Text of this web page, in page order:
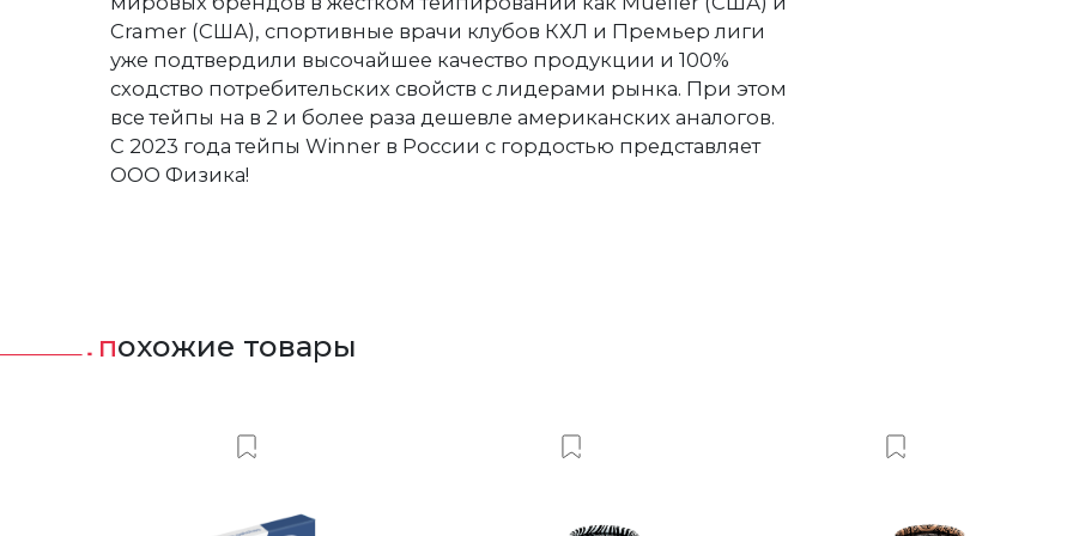
Cramer (США), спортивные врачи клубов КХЛ и Премьер лиги
уже подтвердили высочайшее качество продукции и 100%
сходство потребительских свойств с лидерами рынка. При этом
все тейпы на в 2 и более раза дешевле американских аналогов.
С 2023 года тейпы Winner в России с гордостью представляет
ООО Физика!
похожие товары